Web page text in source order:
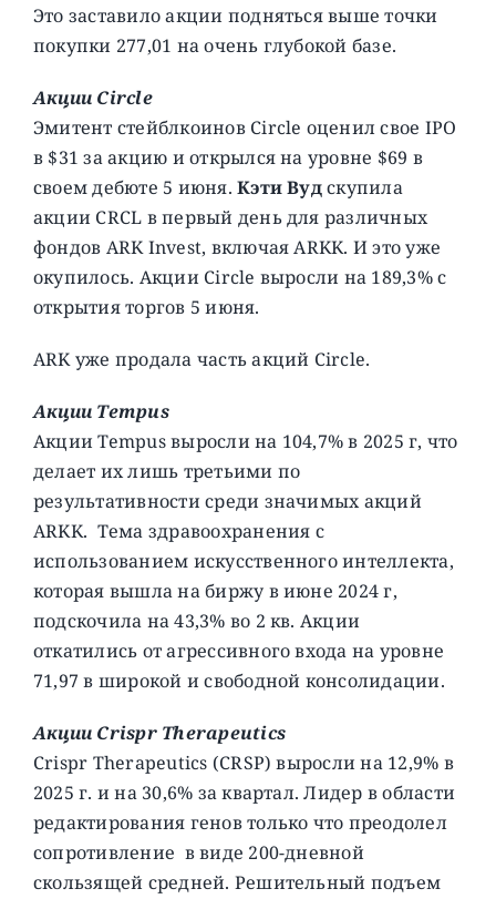
Это заставило акции подняться выше точки
покупки 277,01 на очень глубокой базе.
Акции Circle
Эмитент стейблкоинов Circle оценил свое IPO
в $31 за акцию и открылся на уровне $69 в
своем дебюте 5 июня.Кэти Вудскупила
акции CRCL в первый день для различных
фондов ARK Invest, включая ARKK. И это уже
окупилось. Акции Circle выросли на 189,3% с
открытия торгов 5 июня.
ARK уже продала часть акций Circle.
Акции Tempus
Акции Tempus выросли на 104,7% в 2025 г, что
делает их лишь третьими по
результативности среди значимых акций
ARKK. Тема здравоохранения с
использованием искусственного интеллекта,
которая вышла на биржу в июне 2024 г,
подскочила на 43,3% во 2 кв. Акции
откатились от агрессивного входа на уровне
71,97 в широкой и свободной консолидации.
Акции Crispr Therapeutics
Crispr Therapeutics (CRSP) выросли на 12,9% в
2025 г. и на 30,6% за квартал. Лидер в области
редактирования генов только что преодолел
сопротивление в виде 200-дневной
скользящей средней. Решительный подъем